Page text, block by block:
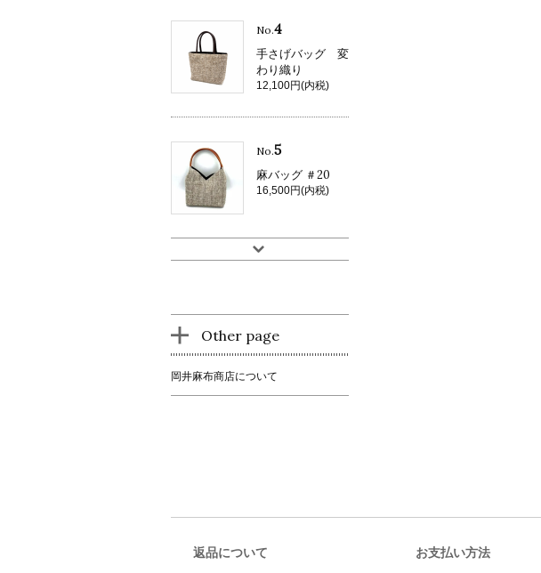
No.4
手さげバッグ 変
わり織り
12,100円(内税)
No.5
麻バッグ ＃20
16,500円(内税)
Other page
岡井麻布商店について
返品について お支払い方法